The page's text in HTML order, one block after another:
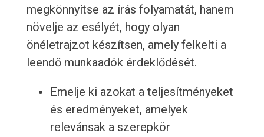
megkönnyítse az írás folyamatát, hanem
növelje az esélyét, hogy olyan
önéletrajzot készítsen, amely felkelti a
leendő munkaadók érdeklődését.
Emelje ki azokat a teljesítményeket
és eredményeket, amelyek
relevánsak a szerepkör